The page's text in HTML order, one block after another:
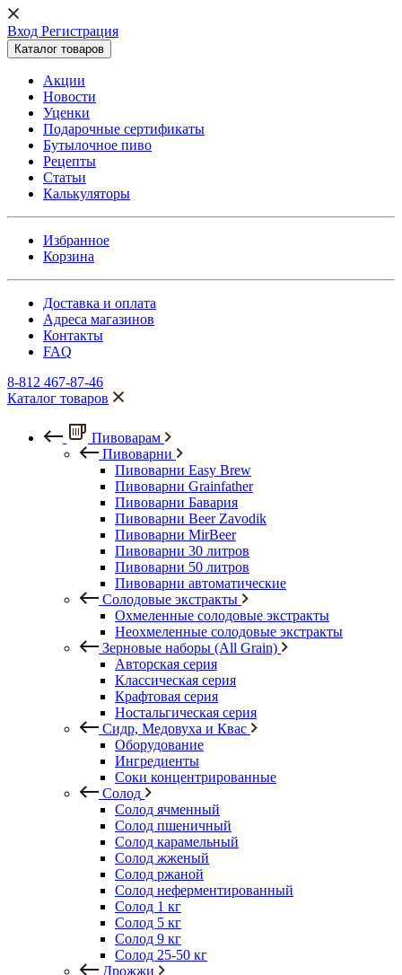
Вход Регистрация
Каталог товаров
Акции
Новости
Уценки
Подарочные сертификаты
Бутылочное пиво
Рецепты
Статьи
Калькуляторы
Избранное
Корзина
Доставка и оплата
Адреса магазинов
Контакты
FAQ
8-812 467-87-46
Каталог товаров
Пивоварам
Пивоварни
Пивоварни Easy Brew
Пивоварни Grainfather
Пивоварни Бавария
Пивоварни Beer Zavodik
Пивоварни MirBeer
Пивоварни 30 литров
Пивоварни 50 литров
Пивоварни автоматические
Солодовые экстракты
Охмеленные солодовые экстракты
Неохмеленные солодовые экстракты
Зерновые наборы (All Grain)
Авторская серия
Классическая серия
Крафтовая серия
Ностальгическая серия
Сидр, Медовуха и Квас
Оборудование
Ингредиенты
Соки концентрированные
Солод
Солод ячменный
Солод пшеничный
Солод карамельный
Солод жженый
Солод ржаной
Солод неферментированный
Солод 1 кг
Солод 5 кг
Солод 9 кг
Солод 25-50 кг
Дрожжи